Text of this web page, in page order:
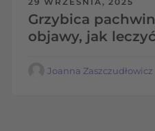
Grzybica
objawy, jak leczyć
Joanna Zaszczudłowicz